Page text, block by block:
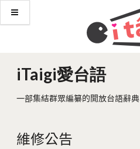
iTaigi愛台語
一部集結群眾編纂的開放台語辭典
維修公告